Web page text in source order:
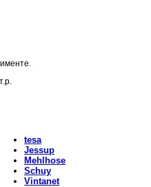
tesa
Jessup
Mehlhose
Schuy
Vintanet